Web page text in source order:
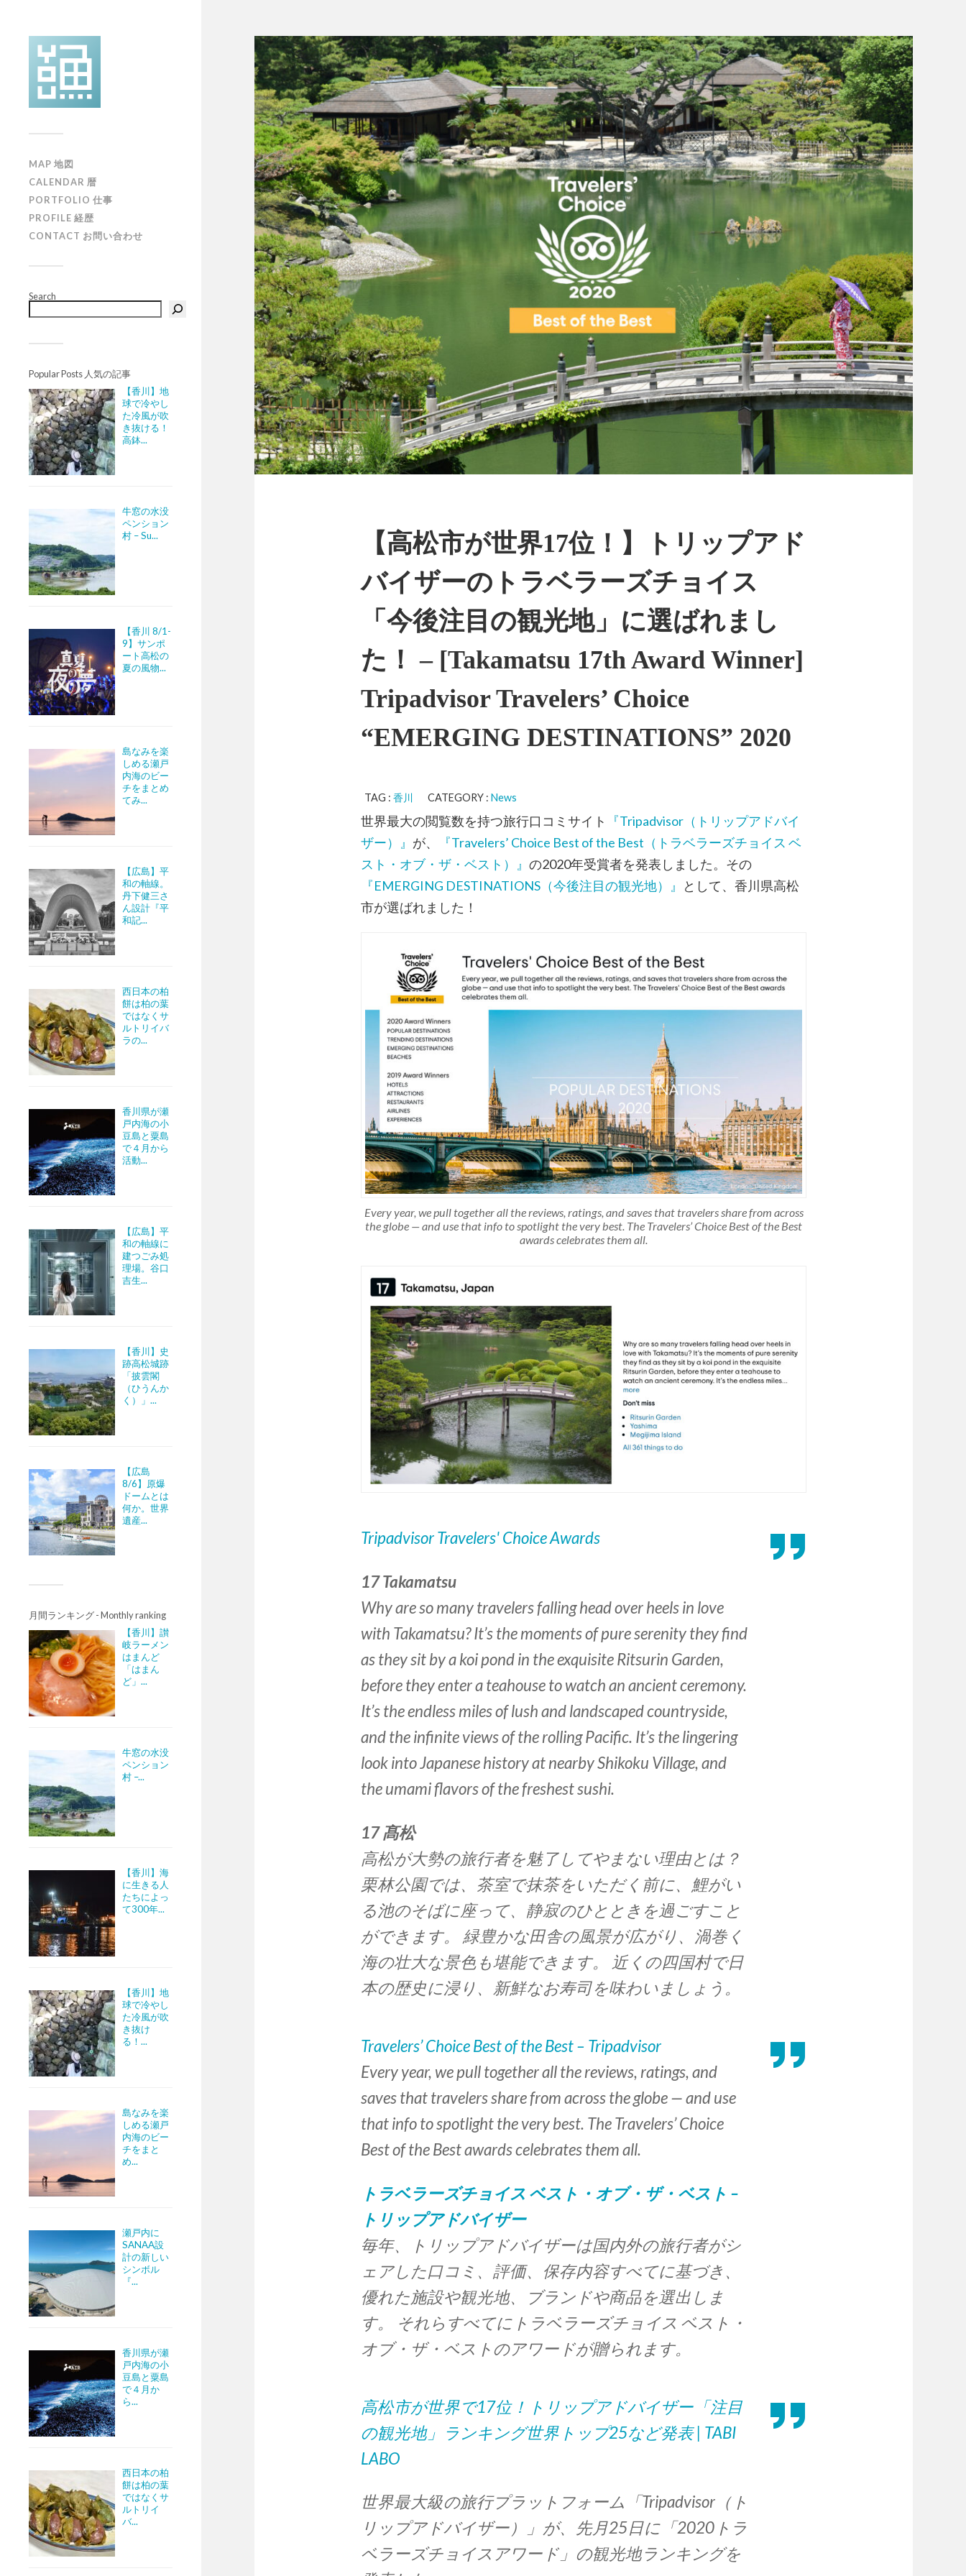
MAP 地図
CALENDAR 暦
PORTFOLIO 仕事
PROFILE 経歴
CONTACT お問い合わせ
Search
Popular Posts 人気の記事
【香川】地
球で冷やし
た冷風が吹
き抜ける！
高鉢...
牛窓の水没
ペンション
村 – Su...
【香川 8/1-
9】サンポ
ート高松の
夏の風物...
島なみを楽
しめる瀬戸
内海のビー
チをまとめ
てみ...
【広島】平
和の軸線。
丹下健三さ
ん設計『平
和記...
西日本の柏
餅は柏の葉
ではなくサ
ルトリイバ
ラの...
香川県が瀬
戸内海の小
豆島と粟島
で４月から
活動...
【広島】平
和の軸線に
建つごみ処
理場。谷口
吉生...
【香川】史
跡高松城跡
「披雲閣
（ひうんか
く）」...
【広島
8/6】原爆
ドームとは
何か。世界
遺産...
月間ランキング - Monthly ranking
【香川】讃
岐ラーメン
はまんど
「はまん
ど」...
牛窓の水没
ペンション
村 –...
【香川】海
に生きる人
たちによっ
て300年...
【香川】地
球で冷やし
た冷風が吹
き抜け
る！...
島なみを楽
しめる瀬戸
内海のビー
チをまと
め...
瀬戸内に
SANAA設
計の新しい
シンボル
『...
香川県が瀬
戸内海の小
豆島と粟島
で４月か
ら...
西日本の柏
餅は柏の葉
ではなくサ
ルトリイ
バ...
【高松市が世界17位！】トリップアド
バイザーのトラベラーズチョイス
「今後注目の観光地」に選ばれまし
た！ – [Takamatsu 17th Award Winner]
Tripadvisor Travelers’ Choice
“EMERGING DESTINATIONS” 2020
TAG : 香川 CATEGORY : News
世界最大の閲覧数を持つ旅行口コミサイト
『Tripadvisor（トリップアドバイ
ザー）』 が、
『Travelers’ Choice Best of the Best（トラベラーズチョイス ベ
スト・オブ・ザ・ベスト）』 の2020年受賞者を発表しました。その
『EMERGING DESTINATIONS（今後注目の観光地）』
として、香川県高松
市が選ばれました！
Every year, we pull together all the reviews, ratings, and saves that travelers share from across
the globe — and use that info to spotlight the very best. The Travelers’ Choice Best of the Best
awards celebrates them all.
Tripadvisor Travelers' Choice Awards
17 Takamatsu
Why are so many travelers falling head over heels in love
with Takamatsu? It’s the moments of pure serenity they find
as they sit by a koi pond in the exquisite Ritsurin Garden,
before they enter a teahouse to watch an ancient ceremony.
It’s the endless miles of lush and landscaped countryside,
and the infinite views of the rolling Pacific. It’s the lingering
look into Japanese history at nearby Shikoku Village, and
the umami flavors of the freshest sushi.
17 髙松
高松が大勢の旅行者を魅了してやまない理由とは？
栗林公園では、茶室で抹茶をいただく前に、鯉がい
る池のそばに座って、静寂のひとときを過ごすこと
ができます。 緑豊かな田舎の風景が広がり、渦巻く
海の壮大な景色も堪能できます。 近くの四国村で日
本の歴史に浸り、新鮮なお寿司を味わいましょう。
Travelers’ Choice Best of the Best – Tripadvisor
Every year, we pull together all the reviews, ratings, and
saves that travelers share from across the globe — and use
that info to spotlight the very best. The Travelers’ Choice
Best of the Best awards celebrates them all.
トラベラーズチョイス ベスト・オブ・ザ・ベスト –
トリップアドバイザー
毎年、トリップアドバイザーは国内外の旅行者がシ
ェアした口コミ、評価、保存内容すべてに基づき、
優れた施設や観光地、ブランドや商品を選出しま
す。 それらすべてにトラベラーズチョイス ベスト・
オブ・ザ・ベストのアワードが贈られます。
高松市が世界で17位！トリップアドバイザー「注目
の観光地」ランキング世界トップ25など発表 | TABI
LABO
世界最大級の旅行プラットフォーム「Tripadvisor（ト
リップアドバイザー）」が、先月25日に「2020トラ
ベラーズチョイスアワード」の観光地ランキングを